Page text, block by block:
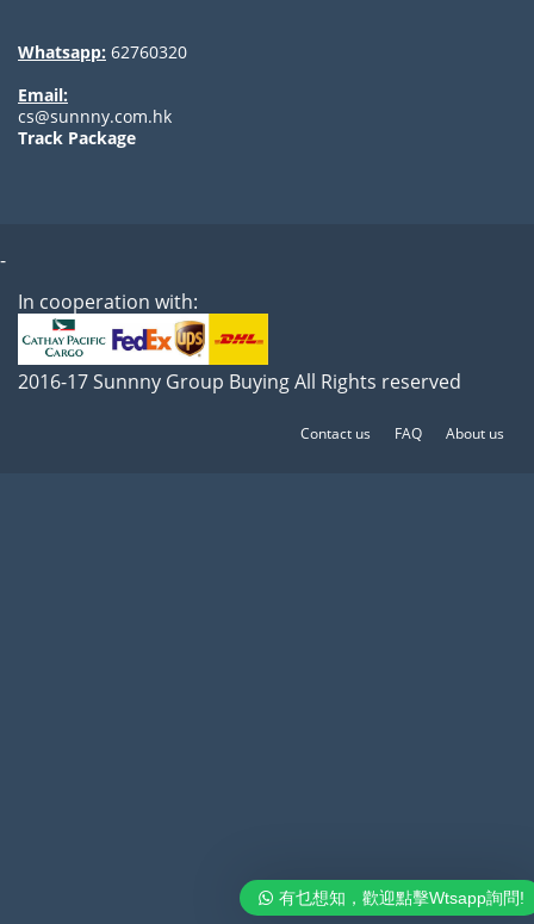
有乜想知，歡迎點擊Wtsapp詢問!
Whatsapp: 62760320
Email:
cs@sunnny.com.hk
Track Package
-
In cooperation with:
2016-17 Sunnny Group Buying All Rights reserved
Contact us FAQ About us